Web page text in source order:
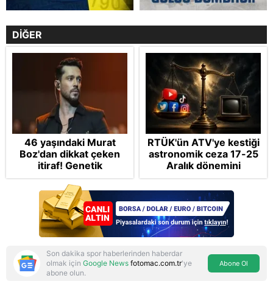
DİĞER
46 yaşındaki Murat
Boz'dan dikkat çeken
itiraf! Genetik
korkusunu açıkladı
RTÜK'ün ATV'ye kestiği
astronomik ceza 17-25
Aralık dönemini
anımsattı! Milli yayınlara
"yaptırım" kıskacı:
Turkuvaz Medya neden
hedefte?
Son dakika spor haberlerinden haberdar
olmak için Google News fotomac.com.tr'ye
abone olun.
Abone Ol